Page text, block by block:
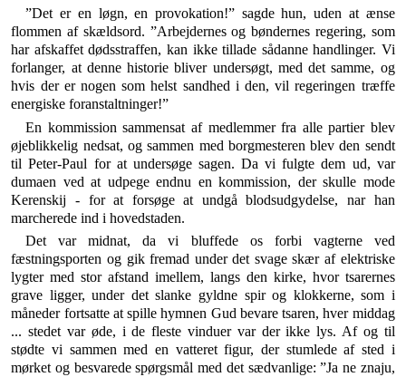
”Det er en løgn, en provokation!” sagde hun, uden at ænse
flommen af skældsord. ”Arbejdernes og bøndernes regering, som
har afskaffet dødsstraffen, kan ikke til­lade sådanne handlinger. Vi
forlanger, at denne historie bliver undersøgt, med det samme, og
hvis der er nogen som helst sandhed i den, vil regeringen træffe
energiske foranstaltninger!”
En kommission sammensat af medlemmer fra alle partier blev
øjeblikkelig nedsat, og sammen med borgme­steren blev den sendt
til Peter-Paul for at undersøge sa­gen. Da vi fulgte dem ud, var
dumaen ved at udpege endnu en kommission, der skulle mode
Kerenskij - for at forsøge at undgå blodsudgydelse, nar han
marcherede ind i hovedstaden.
Det var midnat, da vi bluffede os forbi vagterne ved
fæstningsporten og gik fremad under det svage skær af elektriske
lygter med stor afstand imellem, langs den kirke, hvor tsarernes
grave ligger, under det slanke gyldne spir og klokkerne, som i
måneder fortsatte at spille hymnen Gud bevare tsaren, hver middag
... ste­det var øde, i de fleste vinduer var der ikke lys. Af og til
stødte vi sammen med en vatteret figur, der stumlede af sted i
mørket og besvarede spørgsmål med det sæd­vanlige: ”Ja ne znaju,